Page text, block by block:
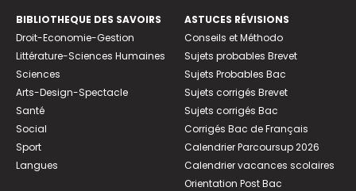
BIBLIOTHEQUE DES SAVOIRS
Droit-Economie-Gestion
Littérature-Sciences Humaines
Sciences
Arts-Design-Spectacle
Santé
Social
Sport
Langues
ASTUCES RÉVISIONS
Conseils et Méthodo
Sujets probables Brevet
Sujets Probables Bac
Sujets corrigés Brevet
Sujets corrigés Bac
Corrigés Bac de Français
Calendrier Parcoursup 2026
Calendrier vacances scolaires
Orientation Post Bac